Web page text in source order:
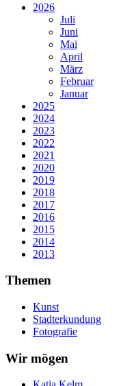
2026
Juli
Juni
Mai
April
März
Februar
Januar
2025
2024
2023
2022
2021
2020
2019
2018
2017
2016
2015
2014
2013
Themen
Kunst
Stadterkundung
Fotografie
Wir mögen